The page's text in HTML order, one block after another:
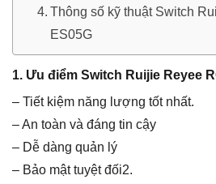
Thông số kỹ thuật Switch
ES05G
1. Ưu điểm Switch Ruijie Reyee
– Tiết kiệm năng lượng tốt nhất.
– An toàn và đáng tin cậy
– Dễ dàng quản lý
– Bảo mật tuyệt đối2.